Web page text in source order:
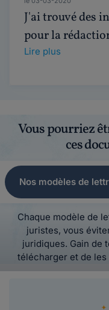
J'ai trouvé des
pour la
Lire plus
Vous pourriez
ces
Nos modèles de
Chaque modèle de
juristes, vous
juridiques. Gain de
télécharger et de